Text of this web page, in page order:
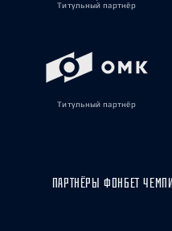
Титульный партнёр
Титульный партнёр
ПАРТНЁРЫ ФОНБЕТ